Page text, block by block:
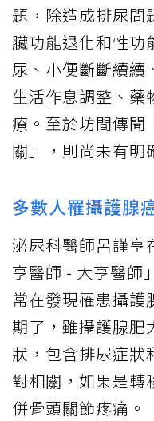
題，除造成排尿問
臟功能退化和性功
尿、小便斷斷續續
生活作息調整、藥
療。至於坊間傳聞
關」，則尚未有明
多數人罹攝護腺
泌尿科醫師呂謹亨
亨醫師 - 大亨醫師
常在發現罹患攝護
期了，雖攝護腺肥
狀，包含排尿症狀
對相關，如果是轉
併骨頭關節疼痛。